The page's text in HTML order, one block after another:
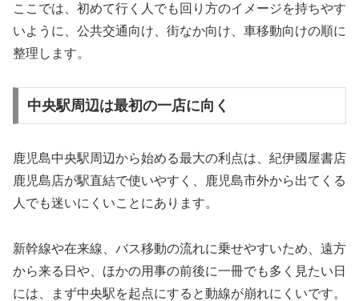
ここでは、初めて行く人でも回り方のイメージを持ちやす
いように、公共交通向け、街なか向け、車移動向けの順に
整理します。
中央駅周辺は最初の一店に向く
鹿児島中央駅周辺から始める最大の利点は、紀伊國屋書店
鹿児島店が駅直結で使いやすく、鹿児島市外から出てくる
人でも迷いにくいことにあります。
新幹線や在来線、バス移動の流れに乗せやすいため、遠方
から来る日や、ほかの用事の前後に一冊でも多く見たい日
には、まず中央駅を起点にすると動線が崩れにくいです。